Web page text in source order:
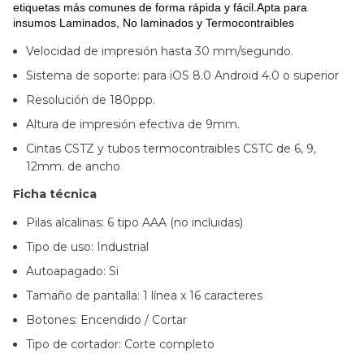
etiquetas más comunes de forma rápida y fácil.Apta para
insumos Laminados, No laminados y Termocontraibles
Velocidad de impresión hasta 30 mm/segundo.
Sistema de soporte: para iOS 8.0 Android 4.0 o superior
Resolución de 180ppp.
Altura de impresión efectiva de 9mm.
Cintas CSTZ y tubos termocontraibles CSTC de 6, 9,
12mm. de ancho
Ficha técnica
Pilas alcalinas: 6 tipo AAA (no incluidas)
Tipo de uso: Industrial
Autoapagado: Si
Tamaño de pantalla: 1 línea x 16 caracteres
Botones: Encendido / Cortar
Tipo de cortador: Corte completo